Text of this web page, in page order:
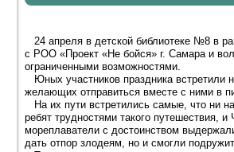
24 апреля в детской библиотеке №8 в
с РОО «Проект «Не бойся» г. Самара и
ограниченными возможностями.
Юных участников праздника встретили
желающих отправиться вместе с ними в
На их пути встретились самые, что ни
ребят трудностями такого
мореплаватели с достоинством
дать отпор злодеям, но и смогли